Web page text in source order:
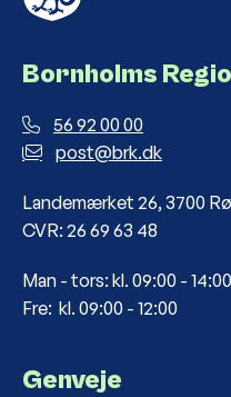
Bornholms
56 92 00 00
post@brk.dk
Landemærket 26, 3700
CVR: 26 69 63 48
Man - tors: kl. 09:00 - 14:00
Fre: kl. 09:00 - 12:00
Genveje